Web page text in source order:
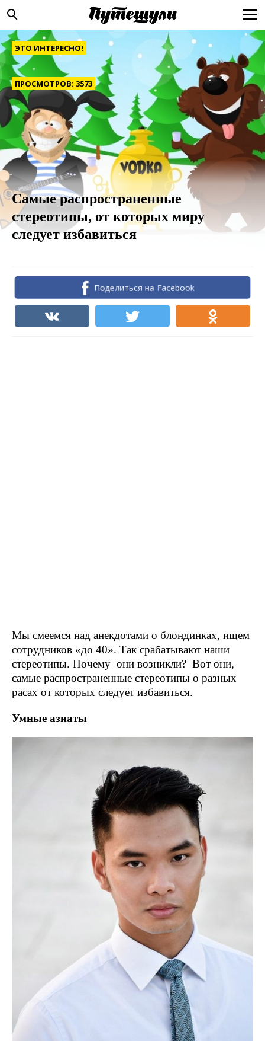
ЭТО ИНТЕРЕСНО!
ПРОСМОТРОВ: 3573
Самые распространенные
стереотипы, от которых миру
следует избавиться
Поделиться на Facebook
Мы смеемся над анекдотами о блондинках, ищем
сотрудников «до 40». Так срабатывают наши
стереотипы. Почему они возникли? Вот они,
самые распространенные стереотипы о разных
расах от которых следует избавиться.
Умные азиаты